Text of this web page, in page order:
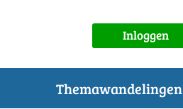
Inloggen
Themawandelingen